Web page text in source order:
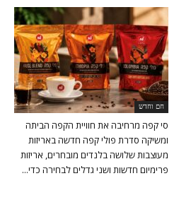
חם וחדש
סי קפה מרחיבה את חוויית הקפה הביתה
ומשיקה סדרת פולי קפה חדשה באריזות
מעוצבות שלושה בלנדים מובחרים, אריזות
פרימיום חדשות ושני גדלים לבחירה כדי...